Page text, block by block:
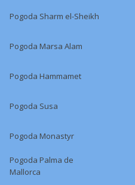
Pogoda Sharm el-Sheikh
Pogoda Marsa Alam
Pogoda Hammamet
Pogoda Susa
Pogoda Monastyr
Pogoda Palma de
Mallorca